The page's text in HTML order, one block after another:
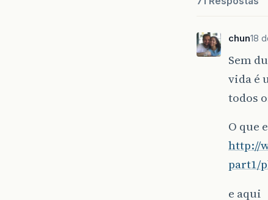
chun18
Sem
vida é
todos
O que
http://
part1/
e aqui